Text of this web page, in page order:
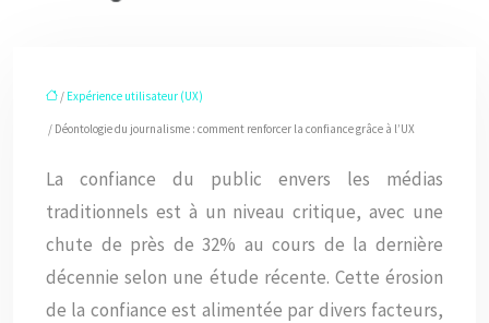
/ Expérience utilisateur (UX)
/ Déontologie du journalisme : comment renforcer la confiance grâce à l’UX
La confiance du public envers les médias
traditionnels est à un niveau critique, avec une
chute de près de 32% au cours de la dernière
décennie selon une étude récente. Cette érosion
de la confiance est alimentée par divers facteurs,